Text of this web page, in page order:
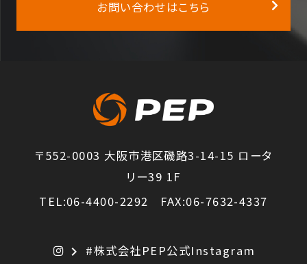
お問い合わせはこちら
〒552-0003 大阪市港区磯路3-14-15 ロータ
リー39 1F
TEL:06-4400-2292 FAX:06-7632-4337
chevron_right #株式会社PEP公式Instagram